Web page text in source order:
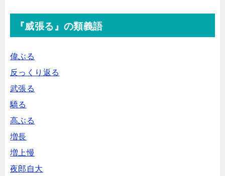
『威張る』の類義語
偉ぶる
反っくり返る
武張る
驕る
高ぶる
増長
増上慢
夜郎自大